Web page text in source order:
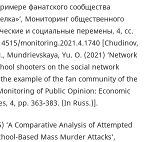
фанатского сообщества
Мониторинг общественного
и социальные перемены, 4, сс.
monitoring.2021.4.1740 [Chudinov,
Mundrievskaya, Yu. O. (2021) ‘Network
shooters on the social network
the example of the fan community of the
of Public Opinion: Economic
4, pp. 363-383. (In Russ.)].
‘A Comparative Analysis of Attempted
Based Mass Murder Attacks’,